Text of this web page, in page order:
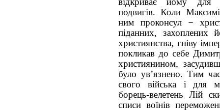
подвигів. Коли
ним проконсул −
піданних, захоплених
християнства, гніву
покликав до себе
християнином,
було ув’язнено. Тим
свого війська і для
борець-велетень Лій
списи воїнів